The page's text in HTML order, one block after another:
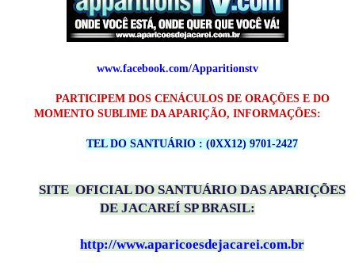
www.facebook.com/Apparitionstv
PARTICIPEM DOS CENÁCULOS DE ORAÇÕES E DO
MOMENTO SUBLIME DA APARIÇÃO, INFORMAÇÕES:
TEL DO SANTUÁRIO : (0XX12) 9701-2427
SITE OFICIAL DO SANTUÁRIO DAS APARIÇÕES
DE JACAREÍ SP BRASIL:
http://www.aparicoesdejacarei.com.br